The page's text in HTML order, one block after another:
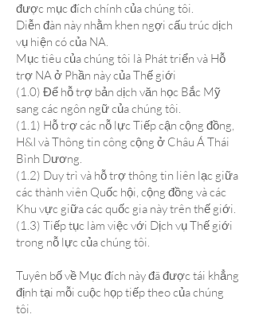
được mục đích chính của chúng tôi.
Diễn đàn này nhằm khen ngợi cấu trúc dịch
vụ hiện có của NA.
Mục tiêu của chúng tôi là Phát triển và Hỗ
trợ NA ở Phần này của Thế giới
(1.0) Để hỗ trợ bản dịch văn học Bắc Mỹ
sang các ngôn ngữ của chúng tôi.
(1.1) Hỗ trợ các nỗ lực Tiếp cận cộng đồng,
H&I và Thông tin công cộng ở Châu Á Thái
Bình Dương.
(1.2) Duy trì và hỗ trợ thông tin liên lạc giữa
các thành viên Quốc hội, cộng đồng và các
Khu vực giữa các quốc gia này trên thế giới.
(1.3) Tiếp tục làm việc với Dịch vụ Thế giới
trong nỗ lực của chúng tôi.
Tuyên bố về Mục đích này đã được tái khẳng
định tại mỗi cuộc họp tiếp theo của chúng
tôi.